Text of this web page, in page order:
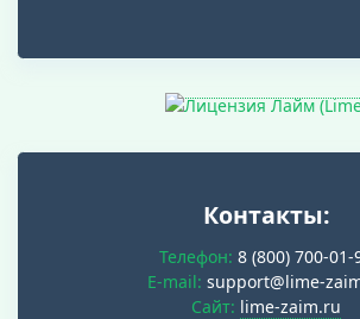
Контакты:
Телефон: 8 (800) 700-01-
E-mail: support@lime-
Cайт: lime-zaim.ru